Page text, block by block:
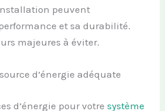
peuvent
et sa durabilité.
majeures à éviter.
d’énergie adéquate
d’énergie pour votresystème